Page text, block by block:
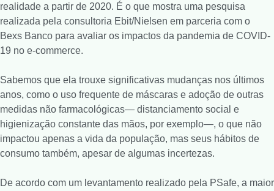
realidade a partir de 2020. É o que mostra uma pesquisa
realizada pela consultoria Ebit/Nielsen em parceria com o
Bexs Banco para avaliar os impactos da pandemia de COVID-
19 no e-commerce.
Sabemos que ela trouxe significativas mudanças nos últimos
anos, como o uso frequente de máscaras e adoção de outras
medidas não farmacológicas— distanciamento social e
higienização constante das mãos, por exemplo—, o que não
impactou apenas a vida da população, mas seus hábitos de
consumo também, apesar de algumas incertezas.
De acordo com um levantamento realizado pela PSafe, a maior